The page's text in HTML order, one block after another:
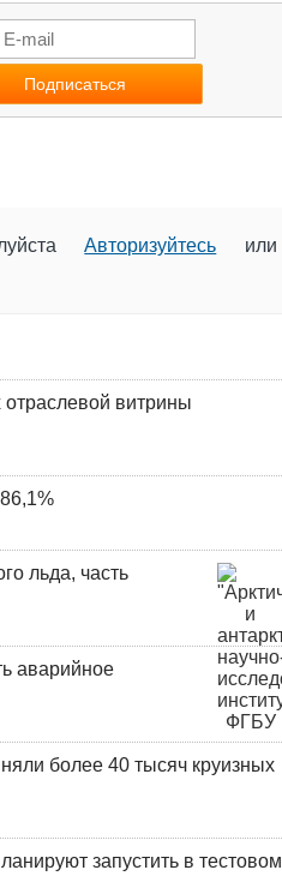
Авторизуйтесь или
отраслевой витрины
льда, часть
аварийное
более 40 тысяч круизных
запустить в тестовом